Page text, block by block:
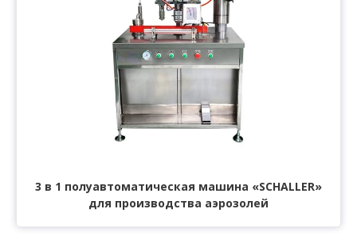
3 в 1 полуавтоматическая машина «SCHALLER»
для производства аэрозолей